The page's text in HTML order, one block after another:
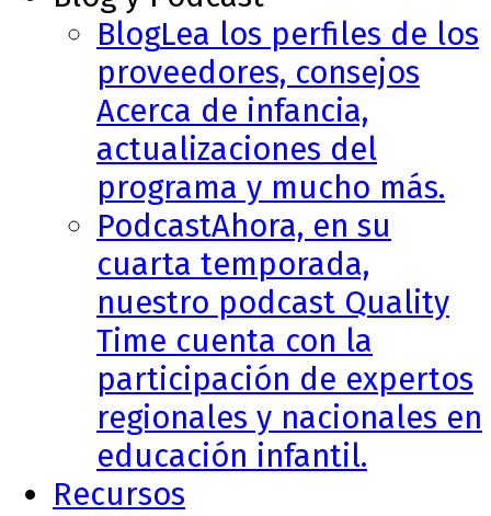
BlogLea los perfiles de los
proveedores, consejos
Acerca de infancia,
actualizaciones del
programa y mucho más.
PodcastAhora, en su
cuarta temporada,
nuestro podcast Quality
Time cuenta con la
participación de expertos
regionales y nacionales en
educación infantil.
Recursos